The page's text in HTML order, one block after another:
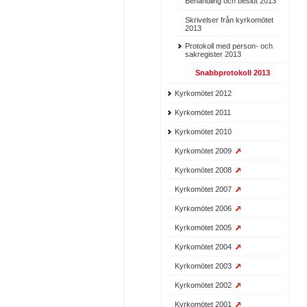
Skrivelser från kyrkomötet
2013
Protokoll med person- och
sakregister 2013
Snabbprotokoll 2013
Kyrkomötet 2012
Kyrkomötet 2011
Kyrkomötet 2010
Kyrkomötet 2009
Kyrkomötet 2008
Kyrkomötet 2007
Kyrkomötet 2006
Kyrkomötet 2005
Kyrkomötet 2004
Kyrkomötet 2003
Kyrkomötet 2002
Kyrkomötet 2001